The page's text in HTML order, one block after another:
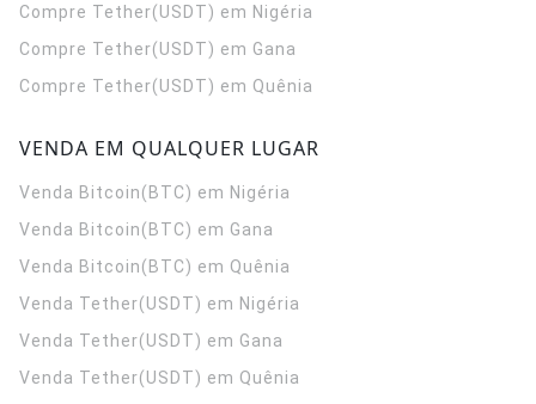
Compre Tether(USDT) em Nigéria
Compre Tether(USDT) em Gana
Compre Tether(USDT) em Quênia
VENDA EM QUALQUER LUGAR
Venda Bitcoin(BTC) em Nigéria
Venda Bitcoin(BTC) em Gana
Venda Bitcoin(BTC) em Quênia
Venda Tether(USDT) em Nigéria
Venda Tether(USDT) em Gana
Venda Tether(USDT) em Quênia